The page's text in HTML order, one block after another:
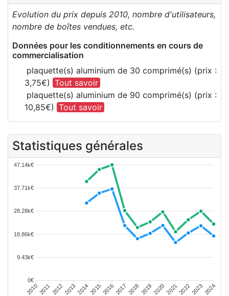
Evolution du prix depuis 2010, nombre d'utilisateurs,
nombre de boîtes vendues, etc.
Données pour les conditionnements en cours de
commercialisation
plaquette(s) aluminium de 30 comprimé(s) (prix :
3,75€) Tout savoir
plaquette(s) aluminium de 90 comprimé(s) (prix :
10,85€) Tout savoir
Statistiques générales
47.14k€
37.71k€
28.28k€
18.86k€
9.43k€
0€
20102011201220132014201520162017 2018 201920202021202220232024